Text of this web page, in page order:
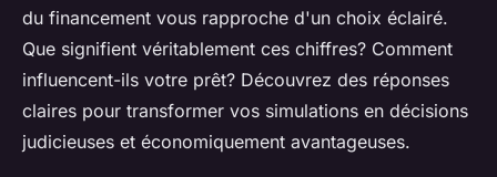
du financement vous rapproche d'un choix éclairé.
Que signifient véritablement ces chiffres? Comment
influencent-ils votre prêt? Découvrez des réponses
claires pour transformer vos simulations en décisions
judicieuses et économiquement avantageuses.